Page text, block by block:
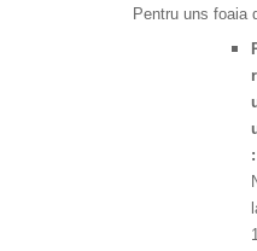
Pentru uns foaia
: